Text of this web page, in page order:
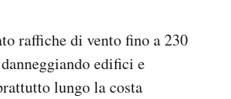
raffiche di vento fino a 230
edifici e
lungo la costa